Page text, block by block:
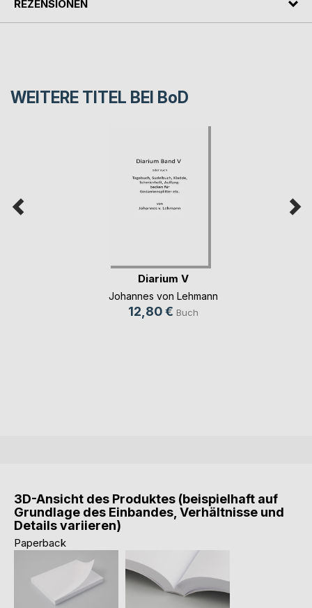
REZENSIONEN
WEITERE TITEL BEI BoD
Diarium V
Johannes von Lehmann
12,80 € Buch
3D-Ansicht des Produktes (beispielhaft auf
Grundlage des Einbandes, Verhältnisse und
Details variieren)
Paperback